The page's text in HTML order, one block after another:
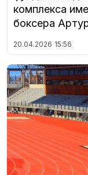
комплекса
боксера
20.04.2026 15:56